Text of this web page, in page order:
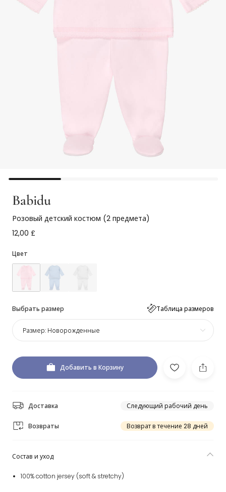
Babidu
Розовый детский костюм (2 предмета)
12,00 £
Цвет
Выбрать размер Таблица размеров
Размер: Новорожденные
Добавить в Корзину
Доставка Следующий рабочий день
Возвраты Возврат в течение 28 дней
Состав и уход
100% cotton jersey (soft & stretchy)